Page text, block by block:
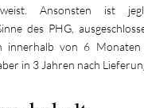
Ansonsten ist
des PHG,
innerhalb von 6
in 3 Jahren nach